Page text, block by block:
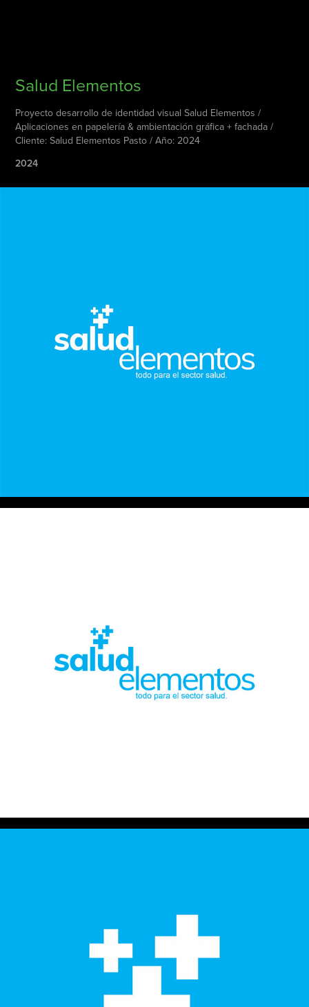
Salud Elementos
Proyecto desarrollo de identidad visual Salud Elementos /
Aplicaciones en papelería & ambientación gráfica + fachada /
Cliente: Salud Elementos Pasto / Año: 2024
2024